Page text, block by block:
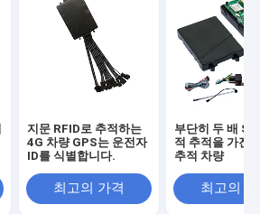
지문 RFID로 추적하는
4G 차량 GPS는 운전자
ID를 식별합니다.
최고의 가격
부단히 두 배
적 추적을 가진
추적 차량
최고의